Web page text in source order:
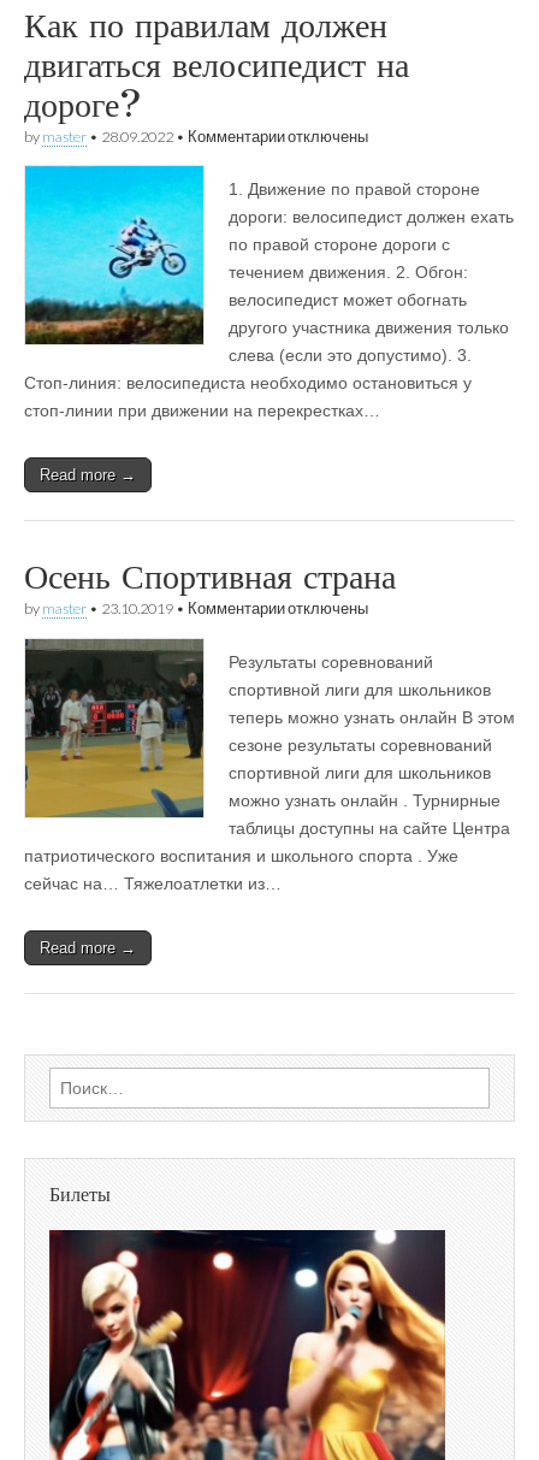
Как по правилам должен
двигаться велосипедист на
дороге?
by master • 28.09.2022 • Комментариик
по
правилам
двигаться
велосипедист
дороге?
отключены
1. Движение по правой стороне
дороги: велосипедист должен ехать
по правой стороне дороги с
течением движения. 2. Обгон:
велосипедист может обогнать
другого участника движения только
слева (если это допустимо). 3.
Стоп-линия: велосипедиста необходимо остановиться у
стоп-линии при движении на перекрестках…
Read more →
Осень Спортивная страна
by master • 23.10.2019 • Комментариик
Спортивная
страна
отключены
Результаты соревнований
спортивной лиги для школьников
теперь можно узнать онлайн В этом
сезоне результаты соревнований
спортивной лиги для школьников
можно узнать онлайн . Турнирные
таблицы доступны на сайте Центра
патриотического воспитания и школьного спорта . Уже
сейчас на… Тяжелоатлетки из…
Read more →
Найти:
Билеты